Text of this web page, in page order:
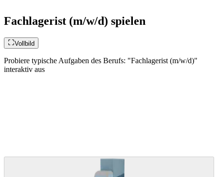
Fachlagerist (m/w/d) spielen
Vollbild
Probiere typische Aufgaben des Berufs: "Fachlagerist (m/w/d)"
interaktiv aus